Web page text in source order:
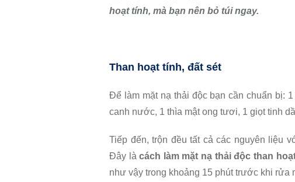
hoạt tính, mà bạn nên bỏ túi ngay.
Than hoạt tính, đất sét
Để làm mặt nạ thải độc bạn cần chuẩn bị:
canh nước, 1 thìa mật ong tươi, 1 giọt tinh
Tiếp đến, trộn đều tất cả các nguyên liệu
Đây làcách làm mặt nạ thải độc than
như vậy trong khoảng 15 phút trước khi rửa